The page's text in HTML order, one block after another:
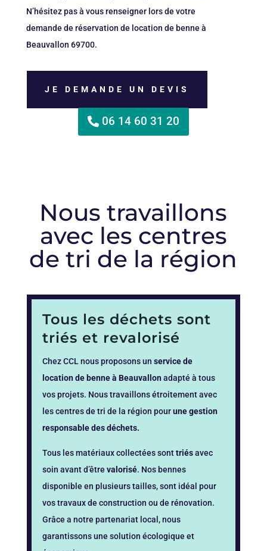
N’hésitez pas à vous renseigner lors de votre
demande de réservation de location de benne à
Beauvallon 69700.
JE DEMANDE UN DEVIS
06 14 60 31 20
Nous travaillons
avec les centres
de tri de la région
Tous les déchets sont
triés et revalorisé
Chez CCL nous proposons un service de
location de benne à Beauvallonadapté à tous
vos projets. Nous travaillons étroitement avec
les centres de tri de la région pourune gestion
responsable des déchets.
Tous les matériaux collectées sonttriésavec
soin avant d’être valorisé. Nos bennes
disponible en plusieurs tailles, sont idéal pour
vos travaux de construction ou de rénovation.
Grâce a notre partenariat local, nous
garantissons une solution écologique et